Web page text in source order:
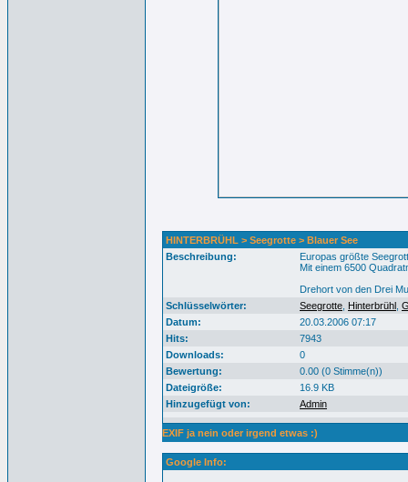
HINTERBRÜHL > Seegrotte > Blauer See
Beschreibung:
Europas größte
Mit einem 6500
Drehort von den Drei
Schlüsselwörter:
Seegrotte Hinterbrühl
Datum:
20.03.2006 07:17
Hits:
7943
Downloads:
0
Bewertung:
0.00 (0 Stimme(n))
Dateigröße:
16.9 KB
Hinzugefügt von:
Admin
EXIF ja nein oder irgend etwas :)
Google Info: